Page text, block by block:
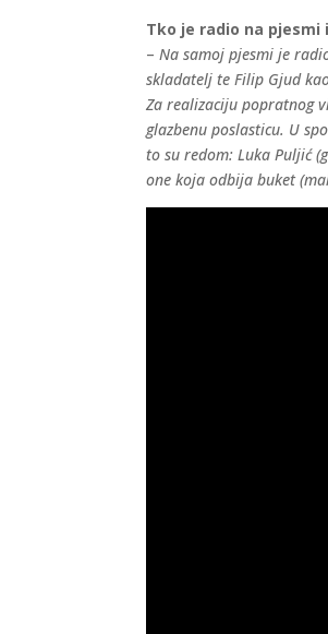
Tko je radio na pjesmi
–Na samoj pjesmi je
skladatelj te Filip Gjud
Za realizaciju popratnog
glazbenu poslasticu. U
to su redom: Luka Puljić
one koja odbija buket